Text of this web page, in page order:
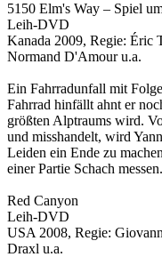
5150 Elm's Way – Spiel
Leih-DVD
Kanada 2009, Regie: Éric
Normand D'Amour u.a.
Ein Fahrradunfall mit
Fahrrad hinfällt ahnt er
größten Alptraums wird.
und misshandelt, wird
Leiden ein Ende zu
einer Partie Schach
Red Canyon
Leih-DVD
USA 2008, Regie:
Draxl u.a.